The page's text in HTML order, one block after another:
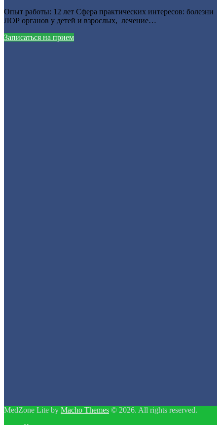
Опыт работы: 12 лет Сфера практических интересов: болезни
ЛОР органов у детей и взрослых, лечение…
Записаться на прием
MedZone Lite by Macho Themes © 2026. All rights reserved.